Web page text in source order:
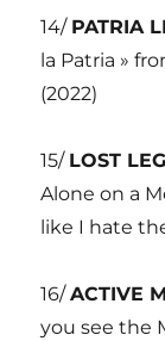
14/ PATRIA
la Patria »
(2022)
15/ LOST
Alone on a
like I hate
16/ACTIVE
you see the